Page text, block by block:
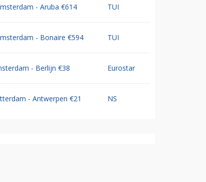
- Aruba €614 TUI
- Bonaire €594 TUI
- Berlijn €38 Eurostar
- Antwerpen €21 NS